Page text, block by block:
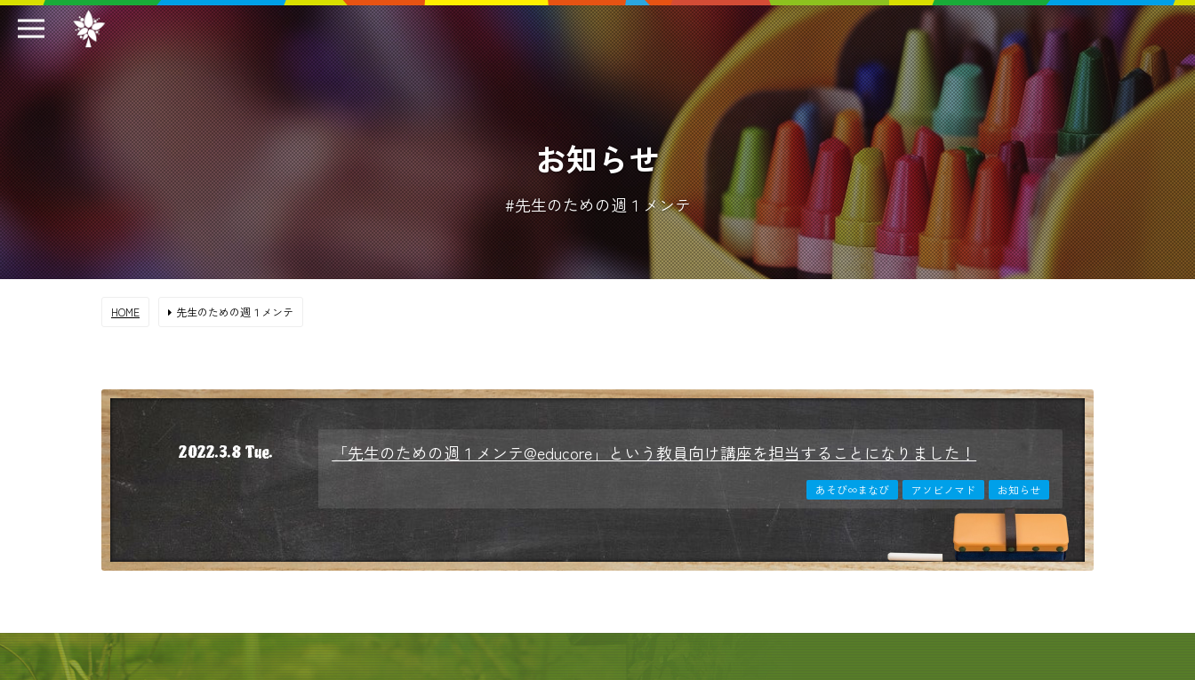
お知らせ
#先生のための週１メンテ
HOME 先生のための週１メンテ
2022.3.8 Tue. 「先生のための週１メンテ@educore」という教員向け講座を担当することになりました！
あそび∞まなび アソビノマド お知らせ